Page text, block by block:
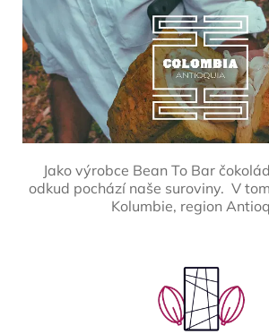
Jako výrobce Bean To Bar
odkud pochází naše suroviny. V
Kolumbie, region